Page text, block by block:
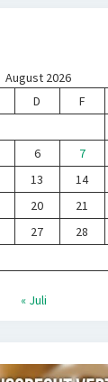
August 2026
D F
6 7
13 14
20 21
27 28
« Juli